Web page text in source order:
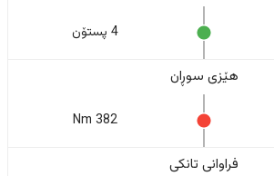
4 پستۆن
هێزی سوڕان
382 Nm
فراوانی تانکی